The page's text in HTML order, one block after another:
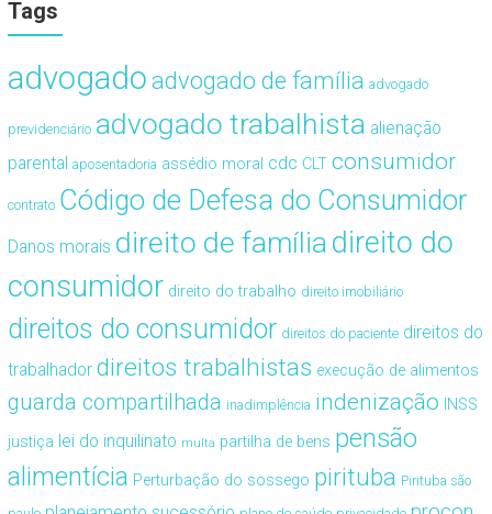
Tags
advogado advogado de família advogado
previdenciário advogado trabalhista alienação
parental aposentadoria assédio moral cdc CLT consumidor
contrato Código de Defesa do Consumidor
Danos morais direito de famíliadireito do
consumidor direito do trabalho direito imobiliário
direitos do consumidor direitos do paciente direitos do
trabalhador direitos trabalhistas execução de alimentos
guarda compartilhada inadimplência indenização INSS
justiça lei do inquilinato multa partilha de bens pensão
alimentícia Perturbação do sossego pirituba Pirituba são